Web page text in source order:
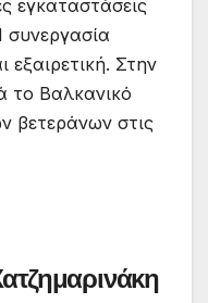
εγκαταστάσεις
Στην
το Βαλκανικό
βετεράνων στις